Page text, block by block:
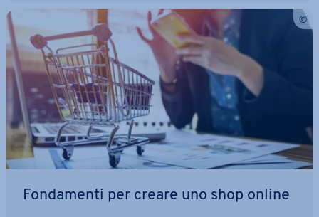
Fon­da­men­ti per creare uno shop online